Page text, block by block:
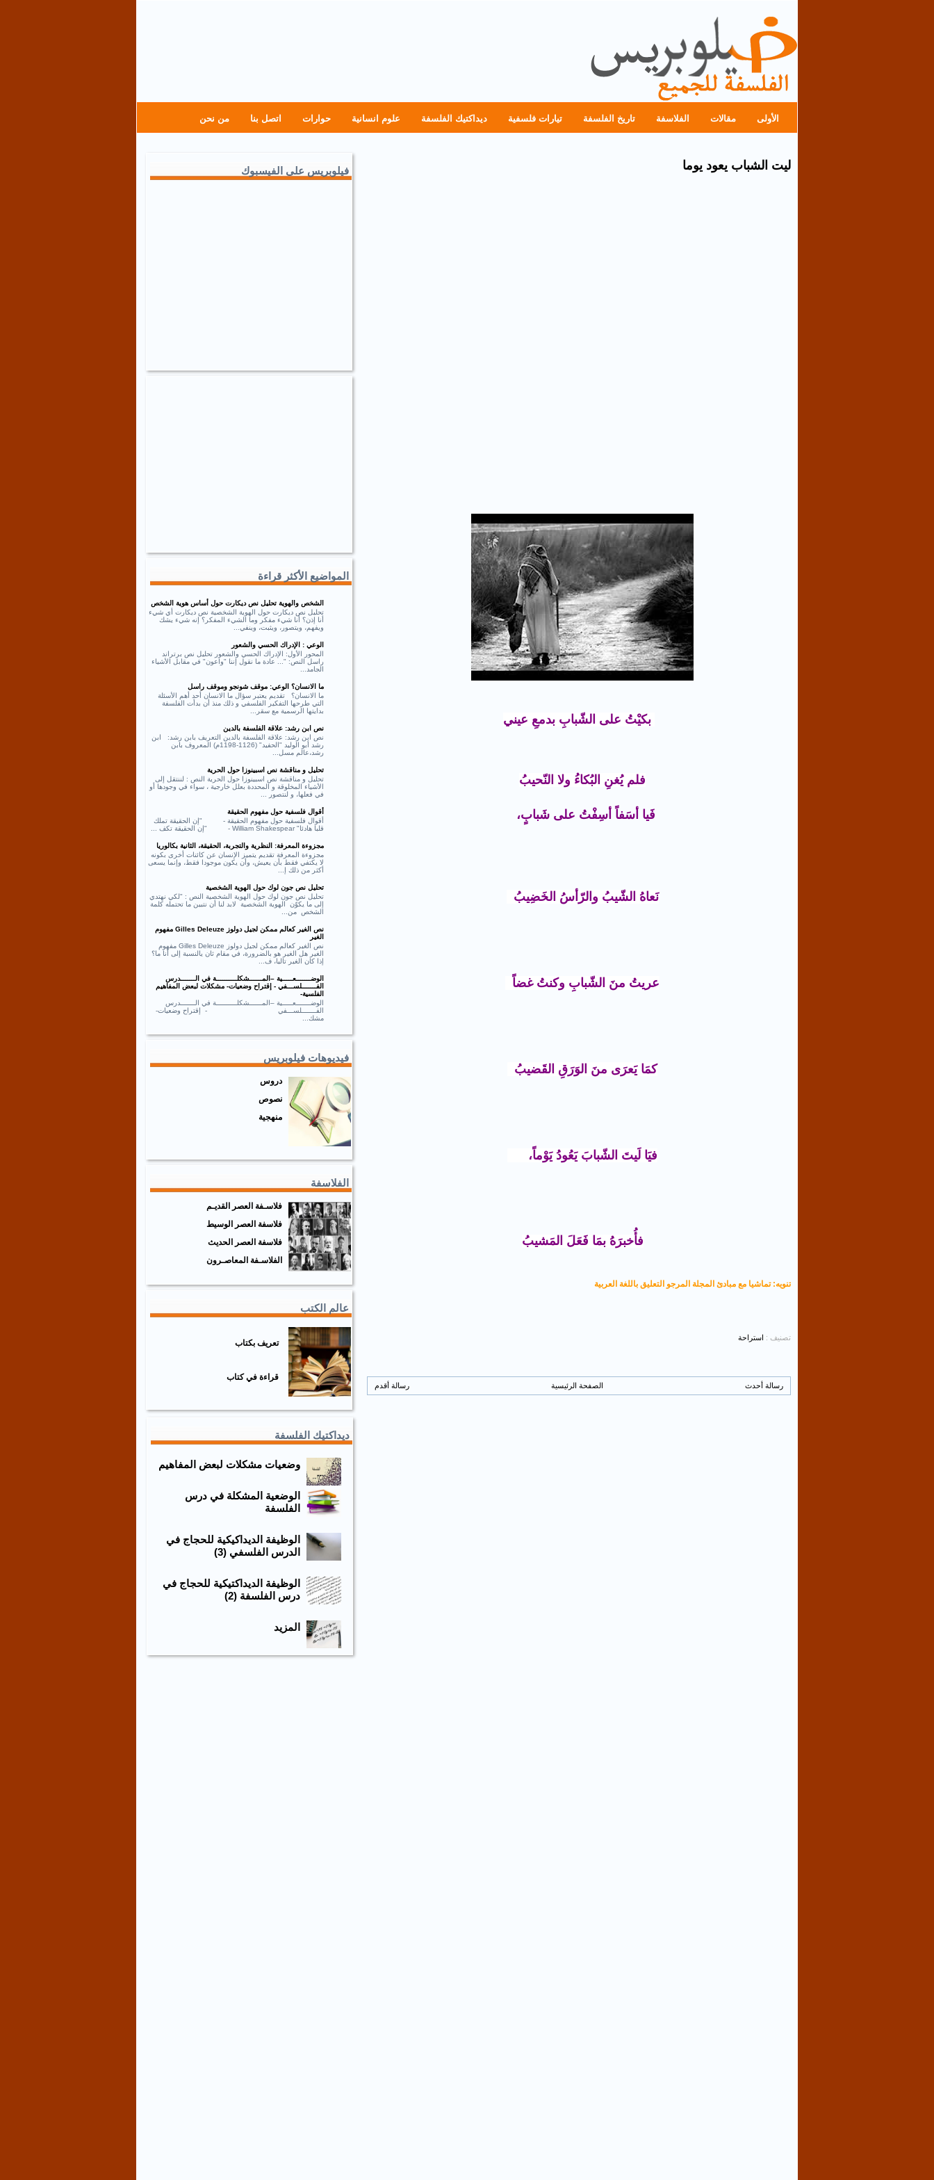
الأولى مقالات الفلاسفة تاريخ الفلسفة تيارات فلسفية ديداكتيك الفلسفة علوم انسانية حوارات اتصل بنا من نحن
ليت الشباب يعود يوما
بكيْتُ على الشّبابِ بدمعِ عيني
فلم يُغنِ البُكاءُ ولا النّحيبُ
فَيا أسَفاً أسِفْتُ على شَبابٍ،
نَعاهُ الشّيبُ والرّأسُ الخَضِيبُ
عريتُ منَ الشّبابِ وكنتُ غضاً
كمَا يَعرَى منَ الوَرَقِ القَضيبُ
فيَا لَيتَ الشّبابَ يَعُودُ يَوْماً،
فأُخبرَهُ بمَا فَعَلَ المَشيبُ
تنويه: تماشيا مع مبادئ المجلة المرجو التعليق باللغة العربية
تصنيف : استراحة
رسالة أحدث رسالة أقدم الصفحة الرئيسية
فيلوبريس على الفيسبوك
المواضيع الأكثر قراءة
الشخص والهوية تحليل نص ديكارت حول أساس هوية الشخص
تحليل نص ديكارت حول الهوية الشخصية نص ديكارت أي شيء
أنا إذن؟ أنا شيء مفكر وما الشيء المفكر؟ إنه شيء يشك
ويفهم، ويتصور، ويثبت، وينفي...
الوعي : الإدراك الحسي والشعور
المحور الأول: الإدراك الحسي والشعور تحليل نص برتراند
راسل النص: "... عادة ما نقول إننا "واعون" في مقابل الأشياء
الجامد...
ما الانسان؟ الوعي: موقف شونجو وموقف راسل
ما الانسان؟ تقديم يعتبر سؤال ما الانسان أحد أهم الأسئلة
التي طرحها التفكير الفلسفي و ذلك منذ أن بدأت الفلسفة
بدايتها الرسمية مع سقر...
نص ابن رشد: علاقة الفلسفة بالدين
نص ابن رشد: علاقة الفلسفة بالدين التعريف بابن رشد: ابن
رشد أبو الوليد "الحفيد" (1126-1198م) المعروف بابن
رشد،عالم مسل...
تحليل و مناقشة نص اسبينوزا حول الحرية
تحليل و مناقشة نص اسبينوزا حول الحرية النص : لننتقل إلى
الأشياء المخلوقة و المحددة بعلل خارجية ، سواء في وجودها أو
في فعلها، و لنتصور ...
أقوال فلسفية حول مفهوم الحقيقة
أقوال فلسفية حول مفهوم الحقيقة - "إن الحقيقة تملك
قلبا هادئا" William Shakespear - "إن الحقيقة تكف ...
مجزوءة المعرفة: النظرية والتجربة، الحقيقة، الثانية بكالوريا
مجزوءة المعرفة تقديم يتميز الإنسان عن كائنات أخرى بكونه
لا يكتفي فقط بأن يعيش، وأن يكون موجودا فقط، وإنما يسعى
أكثر من ذلك إ...
تحليل نص جون لوك حول الهوية الشخصية
تحليل نص جون لوك حول الهوية الشخصية النص : "لكي نهتدي
إلى ما يكوّن الهوية الشخصية لابد لنا أن نتبين ما تحتمله كلمة
الشخص من...
نص الغير كعالم ممكن لجيل دولوز Gilles Deleuze مفهوم
الغير
نص الغير كعالم ممكن لجيل دولوز Gilles Deleuze مفهوم
الغير هل الغير هو بالضرورة، في مقام ثان يالنسبة إلى أنا ما؟
إذا كان الغير تاليا، ف...
الوضـــــــعـــــية –المــــــشكلــــــــــة في الـــــــدرس
الفـــــــلســـفي - إقتراح وضعيات- مشكلات لبعض المفاهيم
الفلسية-
الوضـــــــعـــــية –المــــــشكلــــــــــة في الـــــــدرس
الفـــــــلســـفي - إقتراح وضعيات-
مشك...
فيديوهات فيلوبريس
دروس
نصوص
منهجية
الفلاسفة
فلاسـفة العصر القديـم
فلاسفة العصر الوسيط
فلاسفة العصر الحديث
الفلاسـفة المعاصـرون
عالم الكتب
تعريف بكتاب
قراءة في كتاب
ديداكتيك الفلسفة
وضعيات مشكلات لبعض المفاهيم
الوضعية المشكلة في درس
الفلسفة
الوظيفة الديداكيكية للحجاج في
الدرس الفلسفي (3)
الوظيفة الديداكتيكية للحجاج في
درس الفلسفة (2)
المزيد